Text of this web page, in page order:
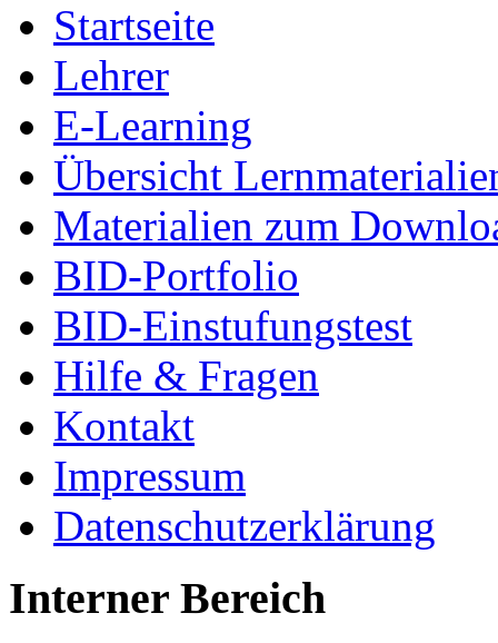
Startseite
Lehrer
E-Learning
Übersicht
Materialien zum
BID-Portfolio
BID-Einstufungstest
Hilfe & Fragen
Kontakt
Impressum
Datenschutzerklärung
Interner Bereich